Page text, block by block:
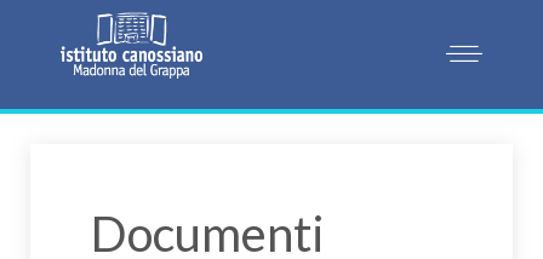
Documenti